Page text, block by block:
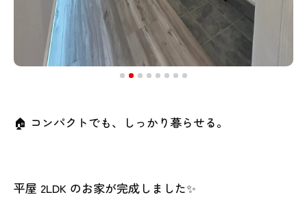
🏠 コンパクトでも、しっかり暮らせる。
平屋 2LDK のお家が完成しました✨